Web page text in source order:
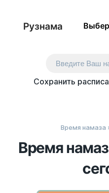
Рузнама
Введите Ваш
Сохранить
Время намаза ›
Время